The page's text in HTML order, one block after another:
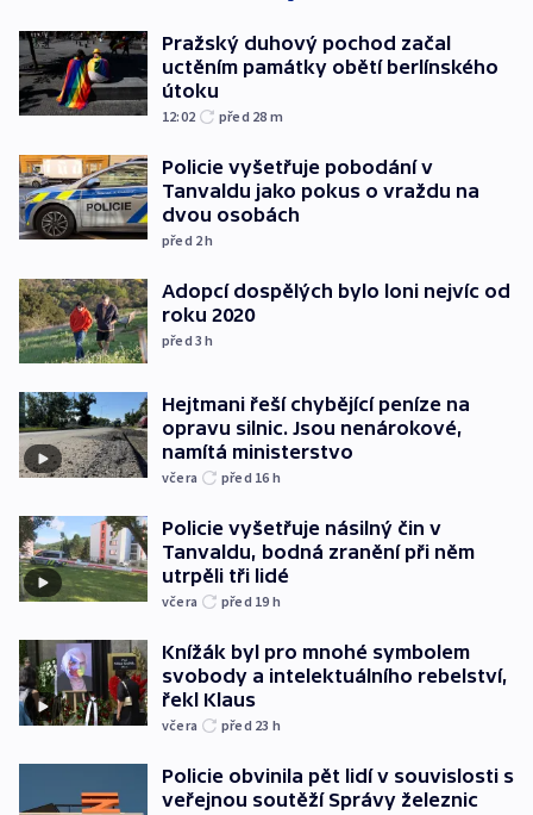
Pražský duhový pochod začal
uctěním památky obětí berlínského
útoku
12:02 před 28 m
Policie vyšetřuje pobodání v
Tanvaldu jako pokus o vraždu na
dvou osobách
před 2h
Adopcí dospělých bylo loni nejvíc od
roku 2020
před 3h
Hejtmani řeší chybějící peníze na
opravu silnic. Jsou nenárokové,
namítá ministerstvo
včera před 16 h
Policie vyšetřuje násilný čin v
Tanvaldu, bodná zranění při něm
utrpěli tři lidé
včera před 19 h
Knížák byl pro mnohé symbolem
svobody a intelektuálního rebelství,
řekl Klaus
včera před 23 h
Policie obvinila pět lidí v souvislosti s
veřejnou soutěží Správy železnic